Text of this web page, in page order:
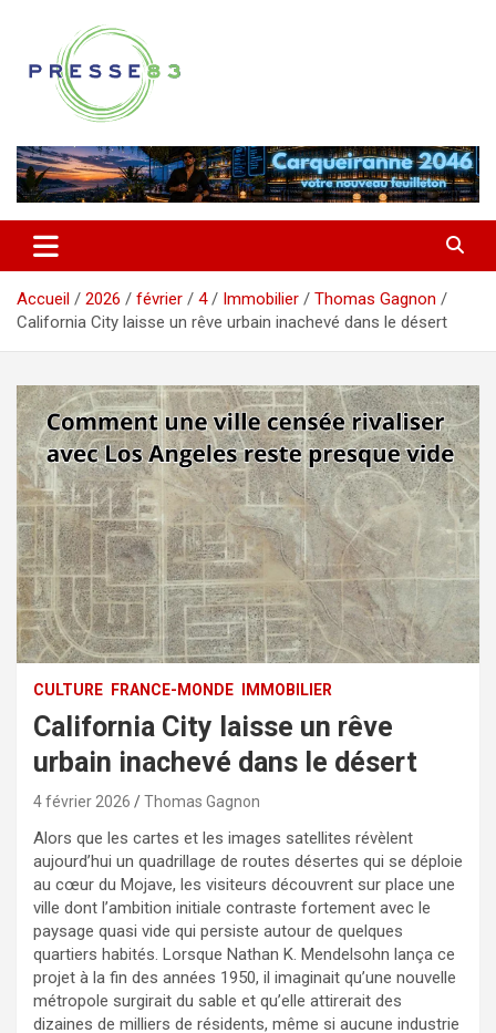
contenu
Presse 83
Accueil 2026 février 4 Immobilier
Thomas Gagnon
California City laisse un rêve urbain inachevé dans le désert
CULTURE FRANCE-MONDE IMMOBILIER
California City laisse un rêve
urbain inachevé dans le désert
4 février 2026 Thomas Gagnon
Alors que les cartes et les images satellites révèlent
aujourd’hui un quadrillage de routes désertes qui se déploie
au cœur du Mojave, les visiteurs découvrent sur place une
ville dont l’ambition initiale contraste fortement avec le
paysage quasi vide qui persiste autour de quelques
quartiers habités. Lorsque Nathan K. Mendelsohn lança ce
projet à la fin des années 1950, il imaginait qu’une nouvelle
métropole surgirait du sable et qu’elle attirerait des
dizaines de milliers de résidents, même si aucune industrie